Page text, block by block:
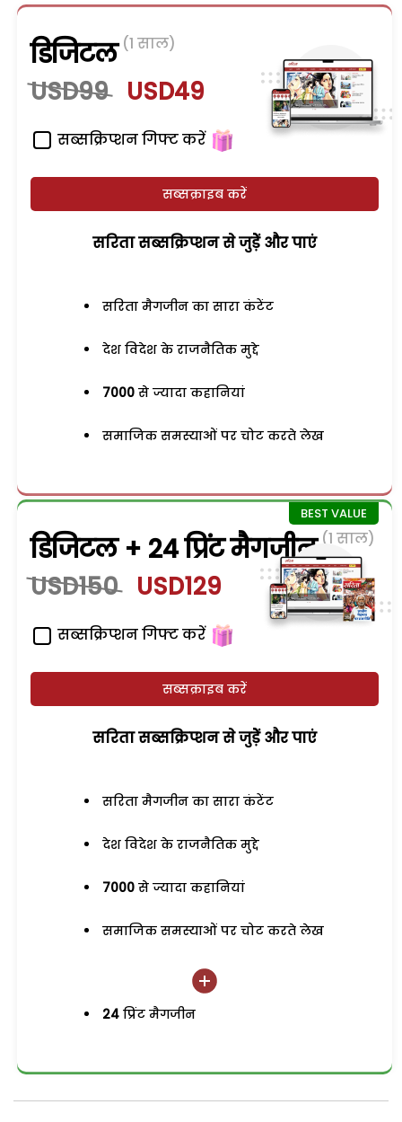
डिजिटल (1 साल)
USD99 USD49
सब्सक्रिप्शन गिफ्ट करें
सब्सक्राइब करें
सरिता सब्सक्रिप्शन से जुड़ेें और पाएं
सरिता मैगजीन का सारा कंटेंट
देश विदेश के राजनैतिक मुद्दे
7000 से ज्यादा कहानियां
समाजिक समस्याओं पर चोट करते लेख
डिजिटल + 24 प्रिंट मैगजीन (1 साल)
USD150 USD129
सब्सक्रिप्शन गिफ्ट करें
सब्सक्राइब करें
सरिता सब्सक्रिप्शन से जुड़ेें और पाएं
सरिता मैगजीन का सारा कंटेंट
देश विदेश के राजनैतिक मुद्दे
7000 से ज्यादा कहानियां
समाजिक समस्याओं पर चोट करते लेख
24 प्रिंट मैगजीन